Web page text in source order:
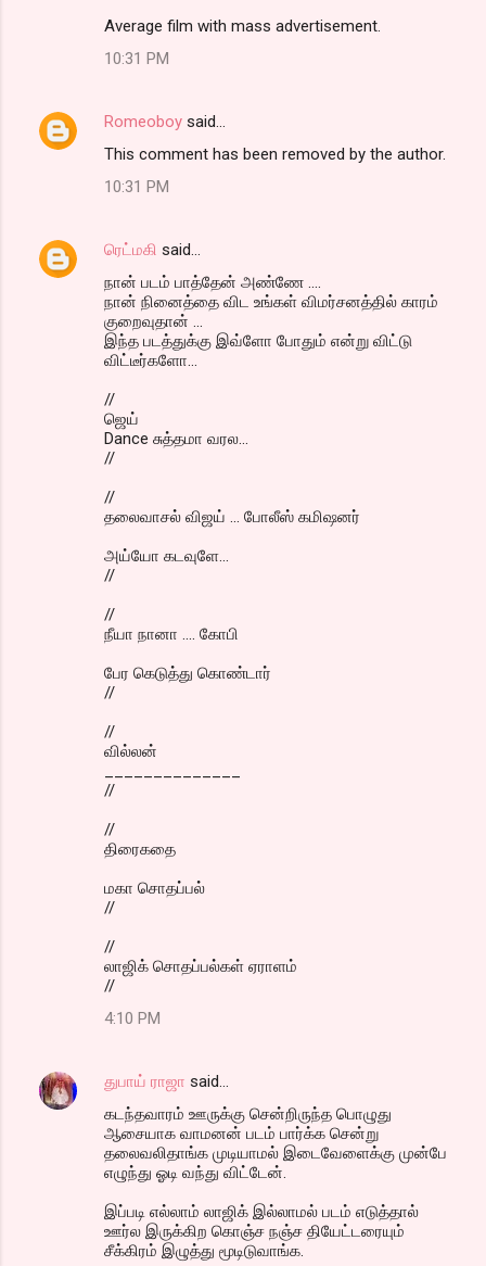
Average film with mass advertisement.
10:31 PM
Romeoboy said…
This comment has been removed by the author.
10:31 PM
ரெட்மகி said…
நான் படம் பாத்தேன் அண்ணே ....
நான் நினைத்தை விட உங்கள் விமர்சனத்தில் காரம்
குறைவுதான் ...
இந்த படத்துக்கு இவ்ளோ போதும் என்று விட்டு
விட்டீர்களோ...
//
ஜெய்
Dance சுத்தமா வரல...
//
//
தலைவாசல் விஜய் ... போலீஸ் கமிஷனர்
அய்யோ கடவுளே...
//
//
நீயா நானா .... கோபி
பேர கெடுத்து கொண்டார்
//
//
வில்லன்
//
//
திரைகதை
மகா சொதப்பல்
//
//
லாஜிக் சொதப்பல்கள் ஏராளம்
//
4:10 PM
துபாய் ராஜா said…
கடந்தவாரம் ஊருக்கு சென்றிருந்த பொழுது
ஆசையாக வாமனன் படம் பார்க்க சென்று
தலைவலிதாங்க முடியாமல் இடைவேளைக்கு முன்பே
எழுந்து ஓடி வந்து விட்டேன்.
இப்படி எல்லாம் லாஜிக் இல்லாமல் படம் எடுத்தால்
ஊர்ல இருக்கிற கொஞ்ச நஞ்ச தியேட்டரையும்
சீக்கிரம் இழுத்து மூடிடுவாங்க.